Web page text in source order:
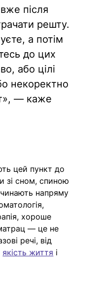
вже після
решту.
а потім
до цих
або цілі
некоректно
— каже
цей пункт до
зі сном, спиною
напряму
хороше
— це не
речі, від
якість життя і